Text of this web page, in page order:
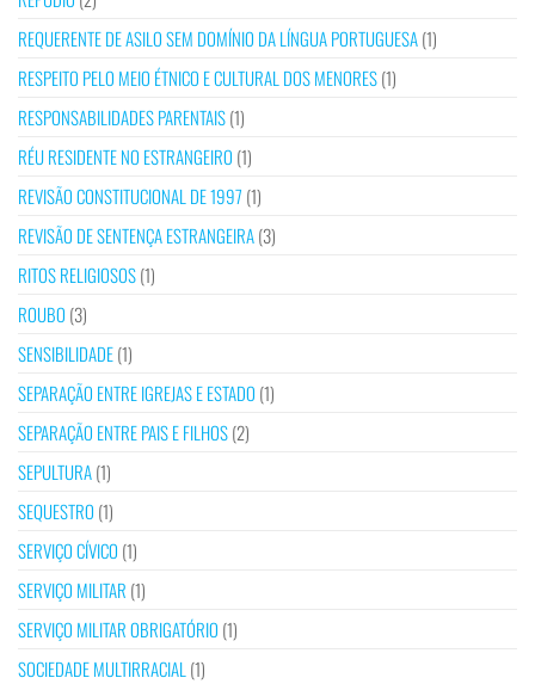
REQUERENTE DE ASILO SEM DOMÍNIO DA LÍNGUA PORTUGUESA(1)
RESPEITO PELO MEIO ÉTNICO E CULTURAL DOS MENORES(1)
RESPONSABILIDADES PARENTAIS(1)
RÉU RESIDENTE NO ESTRANGEIRO (1)
REVISÃO CONSTITUCIONAL DE 1997 (1)
REVISÃO DE SENTENÇA ESTRANGEIRA(3)
RITOS RELIGIOSOS(1)
ROUBO (3)
SENSIBILIDADE(1)
SEPARAÇÃO ENTRE IGREJAS E ESTADO (1)
SEPARAÇÃO ENTRE PAIS E FILHOS(2)
SEPULTURA(1)
SEQUESTRO (1)
SERVIÇO CÍVICO (1)
SERVIÇO MILITAR (1)
SERVIÇO MILITAR OBRIGATÓRIO (1)
SOCIEDADE MULTIRRACIAL (1)